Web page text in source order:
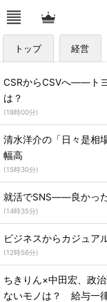
トップ 経営
CSRからCSVへ――ト
は？
(18時00分)
清水洋介の「日々是相
幅高
(15時30分)
就活でSNS――良かっ
(14時35分)
ビジネスからカジュア
(12時56分)
ちきりん×中田宏、政
ないモノは？ 給与一